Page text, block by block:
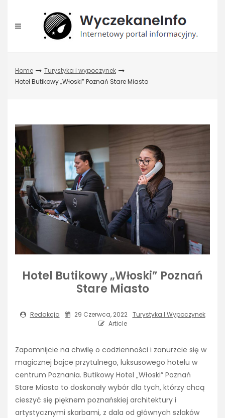
content
Home
Turystyka i wypoczynek
Hotel Butikowy „Włoski” Poznań Stare Miasto
Hotel Butikowy „Włoski” Poznań
Stare Miasto
Redakcja 29 Czerwca, 2022
Turystyka I Wypoczynek
Article
Zapomnijcie na chwilę o codzienności i zanurzcie się w
magicznej bajce przytulnego, luksusowego hotelu w
centrum Poznania. Butikowy Hotel „Włoski” Poznań
Stare Miasto to doskonały wybór dla tych, którzy chcą
cieszyć się pięknem poznańskiej architektury i
artystycznymi skarbami, z dala od głównych szlaków